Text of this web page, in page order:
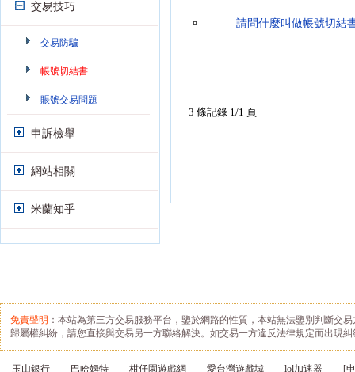
交易技巧
交易防騙
帳號切結書
賬號交易問題
申訴檢舉
網站相關
米蘭知乎
請問什麼叫做帳號切結
3 條記錄 1/1 頁
免責聲明 ：本站為第三方交易服務平台，鑒於網路的性質，本站無法鑒別判斷交
歸屬權糾紛，請您直接與交易另一方聯絡解決。如交易一方違反法律規定而出現
玉山銀行 巴哈姆特 柑仔園遊戲網 愛台灣遊戲城 lol加速器 [